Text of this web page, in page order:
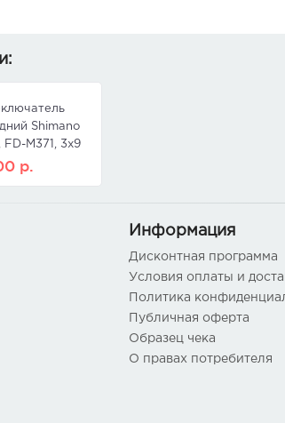
Shimano
FD-M371, 3x9
48T, ун. тяга,
р.
Информация
Дисконтная программа
Условия оплаты и
Политика
Публичная оферта
Образец чека
О правах потребителя